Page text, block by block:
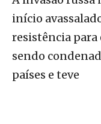
início
resistência para
sendo
países e teve